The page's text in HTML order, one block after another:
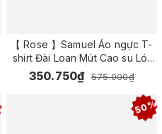
【 Rose 】Samuel Áo ngực T-
shirt Đài Loan Mút Cao su Lót
Vải Tactel siêu mềm viền ren
cao cấp nguyên ngực ( Màu
350.750₫ 575.000₫
50%